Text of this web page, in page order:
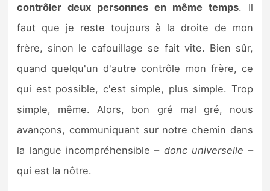
contrôler deux personnes en même temps. Il
faut que je reste toujours à la droite de mon
frère, sinon le cafouillage se fait vite. Bien sûr,
quand quelqu'un d'autre contrôle mon frère, ce
qui est possible, c'est simple, plus simple. Trop
simple, même. Alors, bon gré mal gré, nous
avançons, communiquant sur notre chemin dans
la langue incompréhensible – donc universelle –
qui est la nôtre.